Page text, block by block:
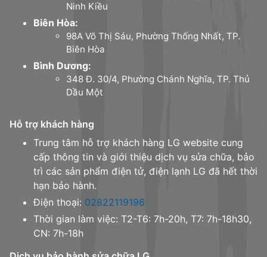
Ninh Kiều
Biên Hòa:
98A Võ Thị Sáu, Phường Thống Nhất, TP.
Biên Hòa
Bình Dương:
348 Đ. 30/4, Phường Chánh Nghĩa, TP. Thủ
Dầu Một
Hỗ trợ khách hàng
Trung tâm hỗ trợ khách hàng LG website cung
cấp thông tin và giới thiệu dịch vụ sửa chữa, bảo
trì các sản phẩm điện tử, điện lạnh LG đã hết thời
hạn bảo hành.
Điện thoại: 02822119196
Thời gian làm việc: T2-T6: 7h-20h, T7: 7h-18h30,
CN: 7h-18h